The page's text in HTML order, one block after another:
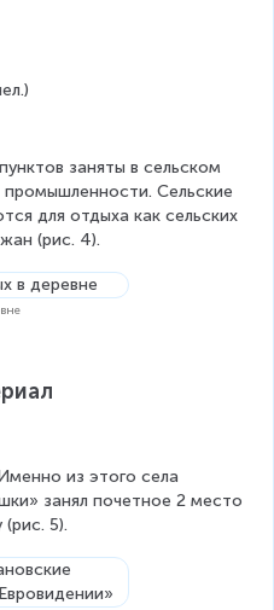
заняты в сельском
промышленности. Сельские
для отдыха как сельских
(рис. 4).
из этого села
занял почетное 2 место
5).